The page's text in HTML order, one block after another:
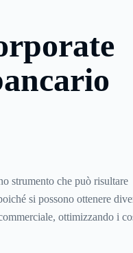
strumento che può risultare
si possono ottenere
ottimizzando i